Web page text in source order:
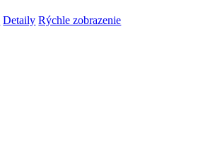
Detaily Rýchle zobrazenie